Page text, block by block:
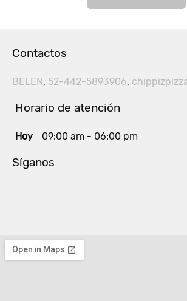
Contactos
BELEN, 52-442-5893906,
Horario de atención
Hoy 09:00 am - 06:00 pm
Síganos